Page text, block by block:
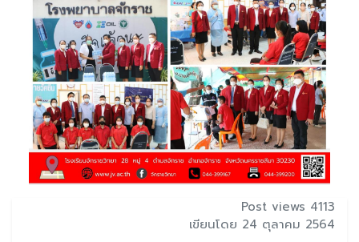
Post views 4113
เขียนโดย 24 ตุลาคม 2564